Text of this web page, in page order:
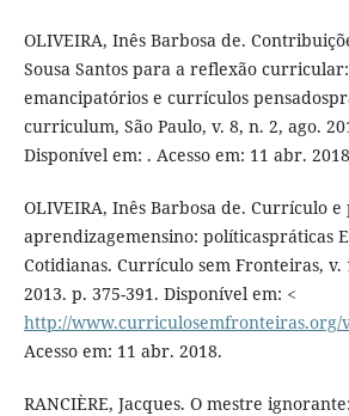
OLIVEIRA, Inês Barbosa de.
Sousa Santos para a reflexão
emancipatórios e currículos
curriculum, São Paulo, v. 8, n. 2, ago.
Disponível em: . Acesso em: 11 abr.
OLIVEIRA, Inês Barbosa de. Currículo e
aprendizagemensino: políticaspráticas
Cotidianas. Currículo sem Fronteiras, v.
2013. p. 375-391. Disponível em: <
http://www.curriculosemfronteiras.org/
Acesso em: 11 abr. 2018.
RANCIÈRE, Jacques. O mestre